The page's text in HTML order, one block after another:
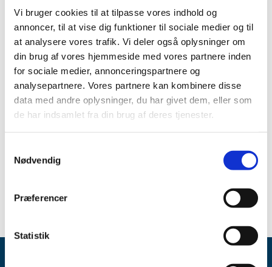
Vi bruger cookies til at tilpasse vores indhold og
annoncer, til at vise dig funktioner til sociale medier og til
at analysere vores trafik. Vi deler også oplysninger om
din brug af vores hjemmeside med vores partnere inden
for sociale medier, annonceringspartnere og
analysepartnere. Vores partnere kan kombinere disse
data med andre oplysninger, du har givet dem, eller som
de har indsamlet fra din brug af deres tjenester.
Nødvendig
Præferencer
Statistik
Fabrikantens referencenummer: CAPA-00001870
Lægemiddelstyrelsens sagsnummer:2018040048
Medicinsk udstyr
Sikkerhedsmeddelelse om Alere Afinion 2 (pdf - 0,15 MB)